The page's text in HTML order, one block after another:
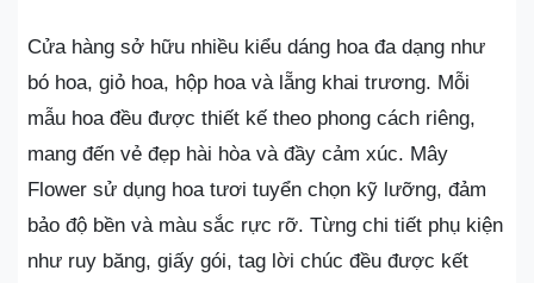
Cửa hàng sở hữu nhiều kiểu dáng hoa đa dạng như
bó hoa, giỏ hoa, hộp hoa và lẵng khai trương. Mỗi
mẫu hoa đều được thiết kế theo phong cách riêng,
mang đến vẻ đẹp hài hòa và đầy cảm xúc. Mây
Flower sử dụng hoa tươi tuyển chọn kỹ lưỡng, đảm
bảo độ bền và màu sắc rực rỡ. Từng chi tiết phụ kiện
như ruy băng, giấy gói, tag lời chúc đều được kết